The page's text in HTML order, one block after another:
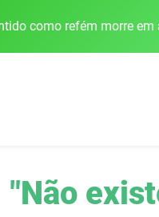
como refém morre
"Não